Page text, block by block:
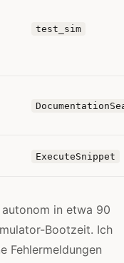
test_sim
ExecuteSnippet
in etwa 90
Bootzeit. Ich
Fehlermeldungen